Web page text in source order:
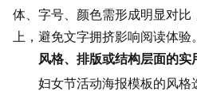
体、字号、颜色需形成明显对比
上，避免文字拥挤影响阅读体验。
风格、排版或结构层面的实
妇女节活动海报模板的风